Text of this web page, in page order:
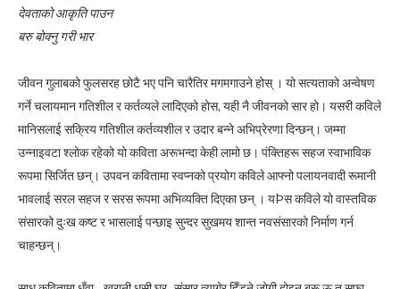
देवताको आकृति पाउन
बरु बोक्नु गरी भार
जीवन गुलाबको फुलसरह छोटै भए पनि चारैतिर मगमगाउने होस् । यो सत्यताको अन्वेषण
गर्ने चलायमान गतिशील र कर्तव्यले लादिएको होस, यही नै जीवनको सार हो। यसरी कविले
मानिसलाई सक्रिय गतिशील कर्तव्यशील र उदार बन्ने अभिप्रेरणा दिन्छन्। जम्मा
उन्नाइवटा श्लोक रहेको यो कविता अरूभन्दा केही लामो छ। पंक्तिहरू सहज स्वाभाविक
रूपमा सिर्जित छन्। उपवन कवितामा स्वप्नको प्रयोग कविले आफ्नो पलायनवादी रूमानी
भावलाई सरल सहज र सरस रूपमा अभिव्यक्ति दिएका छन् । यÞस कविले यो वास्तविक
संसारको दुःख कष्ट र भासलाई पन्छाइ सुन्दर सुखमय शान्त नवसंसारको निर्माण गर्न
चाहन्छन्।